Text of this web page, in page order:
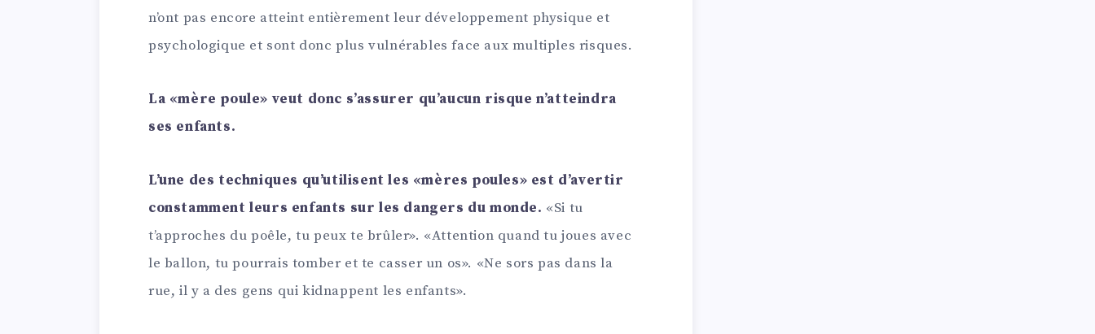
n’ont pas encore atteint entièrement leur développement physique et
psychologique et sont donc plus vulnérables face aux multiples risques.
La «mère poule» veut donc s’assurer qu’aucun risque n’atteindra
ses enfants.
L’une des techniques qu’utilisent les «mères poules» est d’avertir
constamment leurs enfants sur les dangers du monde. «Si tu
t’approches du poêle, tu peux te brûler». «Attention quand tu joues avec
le ballon, tu pourrais tomber et te casser un os». «Ne sors pas dans la
rue, il y a des gens qui kidnappent les enfants».